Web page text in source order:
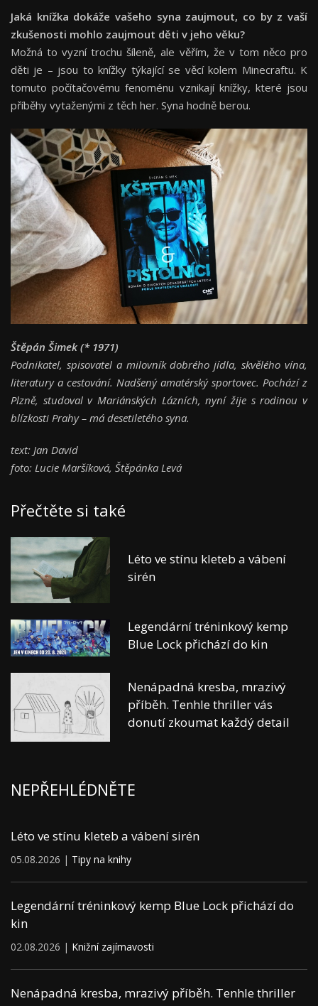
Jaká knížka dokáže vašeho syna zaujmout, co by z vaší
zkušenosti mohlo zaujmout děti v jeho věku?
Možná to vyzní trochu šíleně, ale věřím, že v tom něco pro
děti je – jsou to knížky týkající se věcí kolem Minecraftu. K
tomuto počítačovému fenoménu vznikají knížky, které jsou
příběhy vytaženými z těch her. Syna hodně berou.
Štěpán Šimek (* 1971)
Podnikatel, spisovatel a milovník dobrého jídla, skvělého vína,
literatury a cestování. Nadšený amatérský sportovec. Pochází z
Plzně, studoval v Mariánských Lázních, nyní žije s rodinou v
blízkosti Prahy – má desetiletého syna.
text: Jan David
foto: Lucie Maršíková, Štěpánka Levá
Přečtěte si také
Léto ve stínu kleteb a vábení
sirén
Legendární tréninkový kemp
Blue Lock přichází do kin
Nenápadná kresba, mrazivý
příběh. Tenhle thriller vás
donutí zkoumat každý detail
NEPŘEHLÉDNĚTE
Léto ve stínu kleteb a vábení sirén
05.08.2026 | Tipy na knihy
Legendární tréninkový kemp Blue Lock přichází do
kin
02.08.2026 | Knižní zajímavosti
Nenápadná kresba, mrazivý příběh. Tenhle thriller